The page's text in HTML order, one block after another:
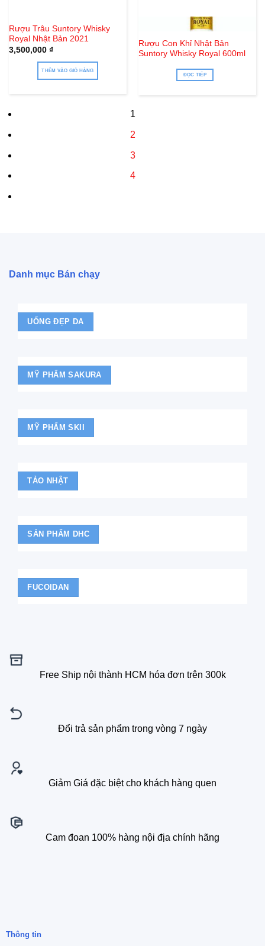
Rượu Trâu Suntory Whisky
Royal Nhật Bản 2021
3,500,000 ₫
THÊM VÀO GIỎ HÀNG
Rượu Con Khỉ Nhật Bản
Suntory Whisky Royal 600ml
ĐỌC TIẾP
1
2
3
4
Danh mục Bán chạy
UỐNG ĐẸP DA
MỸ PHẨM SAKURA
MỸ PHẨM SKII
TẢO NHẬT
SẢN PHẨM DHC
FUCOIDAN
Free Ship nội thành HCM hóa đơn trên 300k
Đổi trả sản phẩm trong vòng 7 ngày
Giảm Giá đặc biệt cho khách hàng quen
Cam đoan 100% hàng nội địa chính hãng
Thông tin